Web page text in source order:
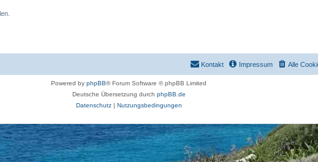
Alle
Impressum
Kontakt
Powered by phpBB® Forum Software © phpBB Limited
Deutsche Übersetzung durch phpBB.de
Datenschutz| Nutzungsbedingungen